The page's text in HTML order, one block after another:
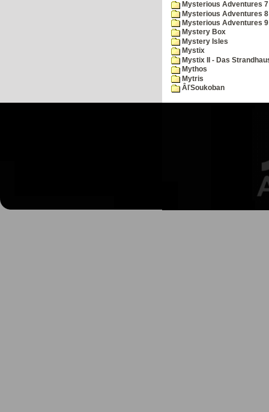
Mysterious Adventures
Mysterious Adventures
Mysterious Adventures
Mystery Box
Mystery Isles
Mystix
Mystix II - Das
Mythos
Mytris
ÂľSoukoban